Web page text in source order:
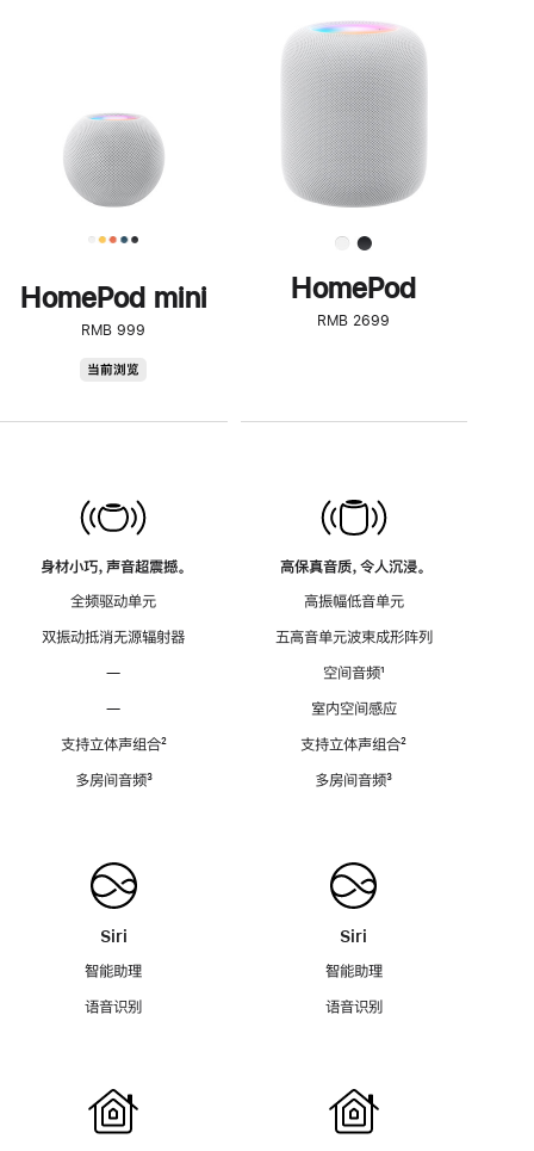
HomePod mini
RMB 999
当前浏览
身材小巧，声音超震撼。
全频驱动单元
双振动抵消无源辐射器
—
—
支持立体声组合脚
²
多房间音频脚
³
Siri
智能助理
语音识别
步
了
解
HomePod<
HomePod
RMB 2699
高保真音质，令人沉浸。
高振幅低音单元
五高音单元波束成形阵列
空间音频脚
¹
室内空间感应
支持立体声组合脚
²
多房间音频脚
³
Siri
智能助理
语音识别